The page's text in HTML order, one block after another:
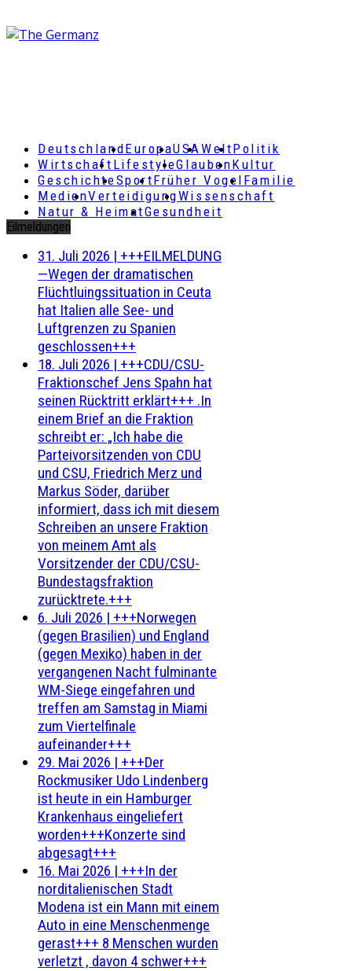
DeutschlandEuropaUSAWeltPolitik
Wirtschaft LifestyleGlaubenKultur
GeschichteSportFrüher Vogel Familie
MedienVerteidigungWissenschaft
Natur & HeimatGesundheit
Eilmeldungen
31. Juli 2026 | +++EILMELDUNG
—Wegen der dramatischen
Flüchtluingssituation in Ceuta
hat Italien alle See- und
Luftgrenzen zu Spanien
geschlossen+++
18. Juli 2026 | +++CDU/CSU-
Fraktionschef Jens Spahn hat
seinen Rücktritt erklärt+++ .In
einem Brief an die Fraktion
schreibt er: „Ich habe die
Parteivorsitzenden von CDU
und CSU, Friedrich Merz und
Markus Söder, darüber
informiert, dass ich mit diesem
Schreiben an unsere Fraktion
von meinem Amt als
Vorsitzender der CDU/CSU-
Bundestagsfraktion
zurücktrete.+++
6. Juli 2026 | +++Norwegen
(gegen Brasilien) und England
(gegen Mexiko) haben in der
vergangenen Nacht fulminante
WM-Siege eingefahren und
treffen am Samstag in Miami
zum Viertelfinale
aufeinander+++
29. Mai 2026 | +++Der
Rockmusiker Udo Lindenberg
ist heute in ein Hamburger
Krankenhaus eingeliefert
worden+++Konzerte sind
abgesagt+++
16. Mai 2026 | +++In der
norditalienischen Stadt
Modena ist ein Mann mit einem
Auto in eine Menschenmenge
gerast+++ 8 Menschen wurden
verletzt , davon 4 schwer+++